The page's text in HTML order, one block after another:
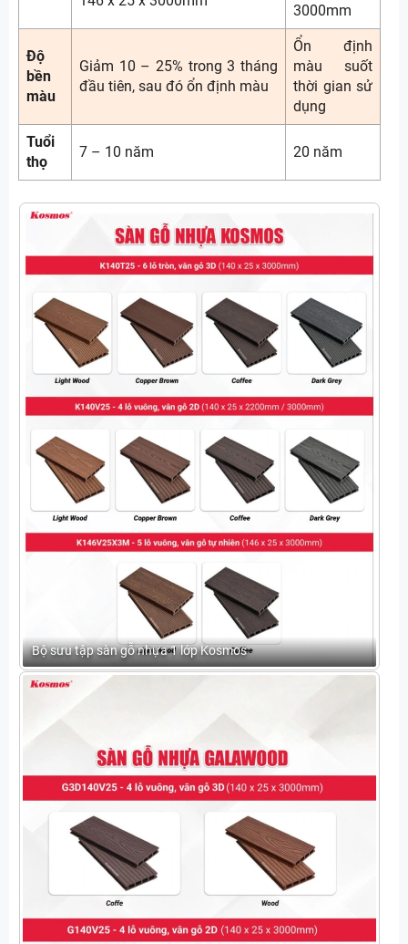
3000mm
Độ
bền
màu
Giảm 10 – 25% trong 3 tháng
đầu tiên, sau đó ổn định màu
Ổn định
màu suốt
thời gian sử
dụng
Tuổi
thọ
7 – 10 năm 20 năm
Bộ sưu tập sàn gỗ nhựa 1 lớp Kosmos